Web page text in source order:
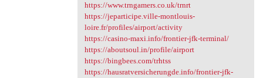
https://www.trngamers.co.uk/trnrt
https://jeparticipe.ville-montlouis-
loire.fr/profiles/airport/activity
https://casino-maxi.info/frontier-jfk-terminal/
https://aboutsoul.in/profile/airport
https://bingbees.com/trhtss
https://hausratversicherungde.info/frontier-jfk-